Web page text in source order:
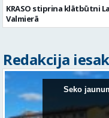
Seko